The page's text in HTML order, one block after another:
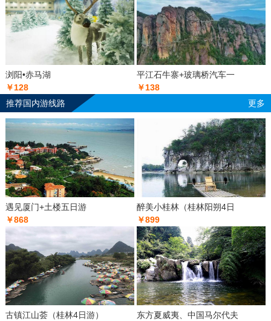
浏阳•赤马湖
￥128
平江石牛寨+玻璃桥汽车一
￥138
推荐国内游线路
更多
遇见厦门+土楼五日游
￥868
醉美小桂林（桂林阳朔4日
￥899
古镇江山荟（桂林4日游）
东方夏威夷、中国马尔代夫